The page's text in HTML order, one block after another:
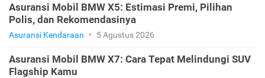
Asuransi Mobil BMW X5: Estimasi Premi, Pilihan
Polis, dan Rekomendasinya
Asuransi Kendaraan • 5 Agustus 2026
Asuransi Mobil BMW X7: Cara Tepat Melindungi SUV
Flagship Kamu